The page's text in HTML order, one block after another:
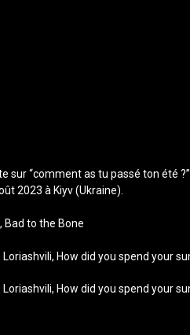
sur “comment as tu passé ton été ?”.
2023 à Kiyv (Ukraine).